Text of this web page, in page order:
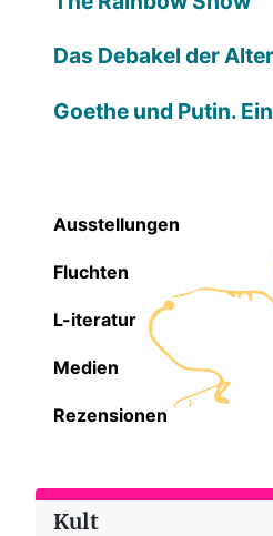
Das Debakel der
Goethe und Putin.
Ausstellungen
Fluchten
L-iteratur
Medien
Rezensionen
Kult